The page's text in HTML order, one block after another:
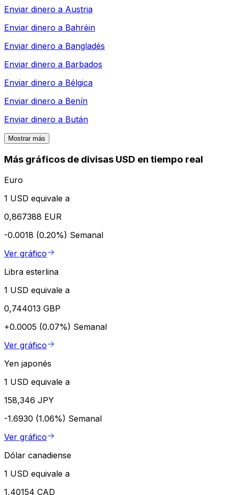
Enviar dinero a Austria
Enviar dinero a Bahréin
Enviar dinero a Bangladés
Enviar dinero a Barbados
Enviar dinero a Bélgica
Enviar dinero a Benín
Enviar dinero a Bután
Mostrar más
Más gráficos de divisas USD en tiempo real
Euro
1 USD equivale a
0,867388 EUR
-0.0018 (0.20%) Semanal
Ver gráfico
Libra esterlina
1 USD equivale a
0,744013 GBP
+0.0005 (0.07%) Semanal
Ver gráfico
Yen japonés
1 USD equivale a
158,346 JPY
-1.6930 (1.06%) Semanal
Ver gráfico
Dólar canadiense
1 USD equivale a
1,40154 CAD